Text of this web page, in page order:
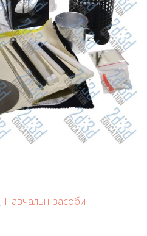
, Навчальні засоби